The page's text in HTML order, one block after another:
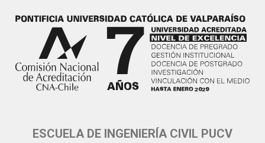
ESCUELA DE INGENIERÍA CIVIL PUCV